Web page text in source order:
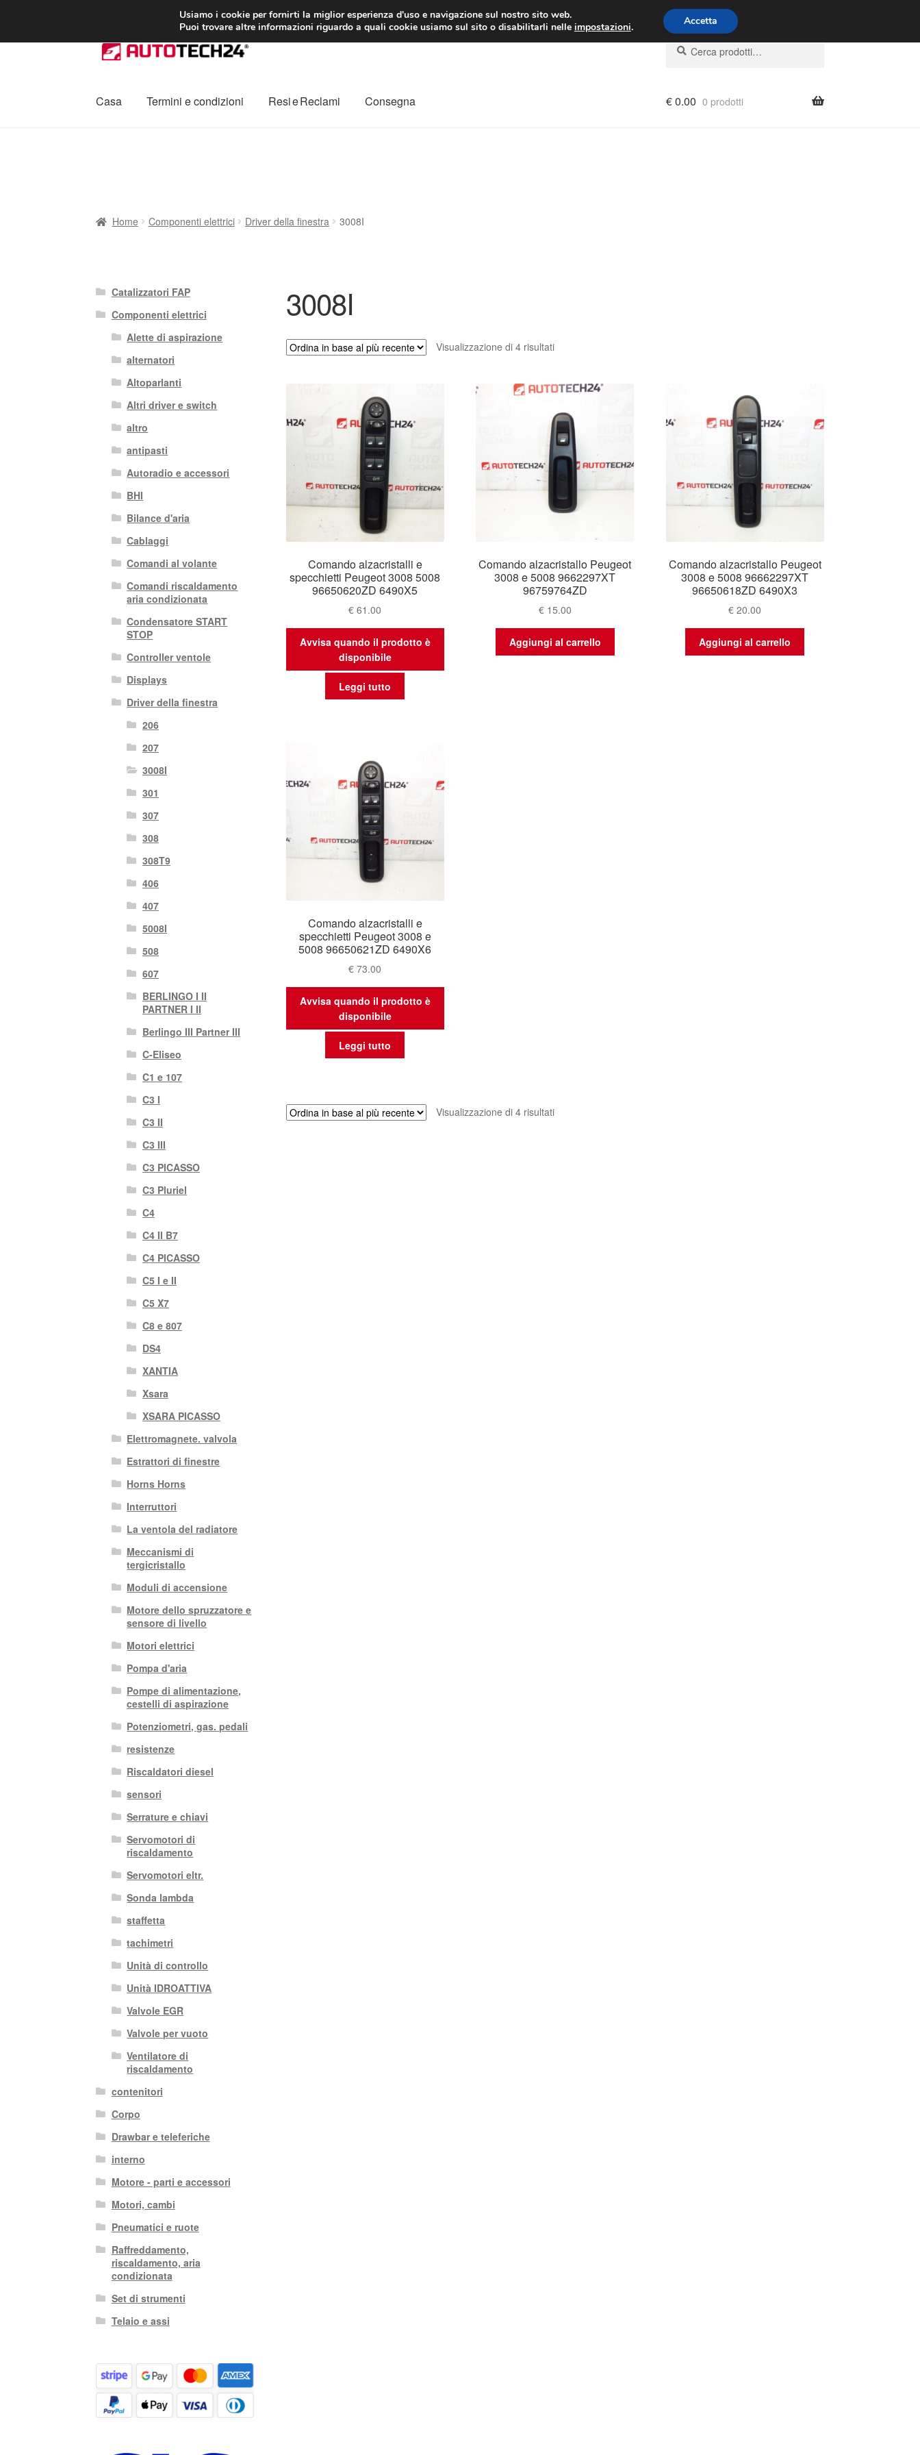
CONSEGNA da 7 EUR Lun-Ven 9:00 - 16:00 800 580 290
Vai
alla
Vai
al
Cerca:
Cerca
Casa Termini e condizioni Resi e Reclami Consegna €0.00 0 prodotti
Home Componenti elettrici Driver della finestra 3008I
3008I
Visualizzazione di 4 risultatiOrdina
al
recente
Comando alzacristalli e
specchietti Peugeot 3008 5008
96650620ZD 6490X5
€ 61.00
Avvisa quando il prodotto è
disponibile
Leggi tutto
Comando alzacristallo Peugeot
3008 e 5008 9662297XT
96759764ZD
€15.00
Aggiungi al carrello
Comando alzacristallo Peugeot
3008 e 5008 96662297XT
96650618ZD 6490X3
€ 20.00
Aggiungi al carrello
Comando alzacristalli e
specchietti Peugeot 3008 e
5008 96650621ZD 6490X6
€ 73.00
Avvisa quando il prodotto è
disponibile
Leggi tutto
Visualizzazione di 4 risultatiOrdina
Catalizzatori FAP
Componenti elettrici
Alette di aspirazione
alternatori
Altoparlanti
Altri driver e switch
altro
antipasti
Autoradio e accessori
BHI
Bilance d'aria
Cablaggi
Comandi al volante
Comandi riscaldamento
aria condizionata
Condensatore START
STOP
Controller ventole
Displays
Driver della finestra
206
207
3008I
301
307
308
308T9
406
407
5008I
508
607
BERLINGO I II
PARTNER I II
Berlingo III Partner III
C-Eliseo
C1 e 107
C3 I
C3 II
C3 III
C3 PICASSO
C3 Pluriel
C4
C4 II B7
C4 PICASSO
C5 I e II
C5 X7
C8 e 807
DS4
XANTIA
Xsara
XSARA PICASSO
Elettromagnete. valvola
Estrattori di finestre
Horns Horns
Interruttori
La ventola del radiatore
Meccanismi di
tergicristallo
Moduli di accensione
Motore dello spruzzatore e
sensore di livello
Motori elettrici
Pompa d'aria
Pompe di alimentazione,
cestelli di aspirazione
Potenziometri, gas. pedali
resistenze
Riscaldatori diesel
sensori
Serrature e chiavi
Servomotori di
riscaldamento
Servomotori eltr.
Sonda lambda
staffetta
tachimetri
Unità di controllo
Unità IDROATTIVA
Valvole EGR
Valvole per vuoto
Ventilatore di
riscaldamento
contenitori
Corpo
Drawbar e teleferiche
interno
Motore - parti e accessori
Motori, cambi
Pneumatici e ruote
Raffreddamento,
riscaldamento, aria
condizionata
Set di strumenti
Telaio e assi
Usiamo i cookie per fornirti la miglior esperienza d'uso e navigazione sul nostro sito web.
Puoi trovare altre informazioni riguardo a quali cookie usiamo sul sito o disabilitarli nelle impostazioni. Accetta